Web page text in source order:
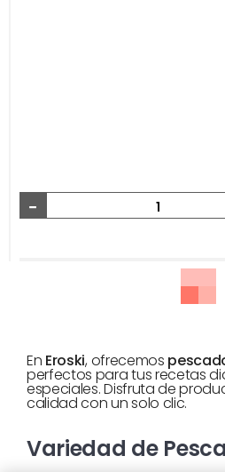
-
En Eroski, ofrecemos
perfectos para tus recetas
especiales. Disfruta de
calidad con un solo clic.
Variedad de